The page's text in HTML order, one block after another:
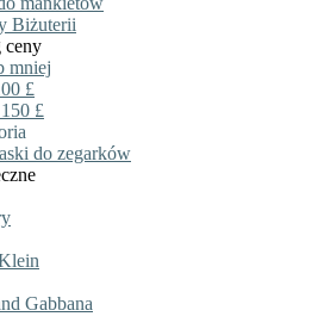
Biżuterii
ceny
mniej
£
£
do zegarków
Gabbana